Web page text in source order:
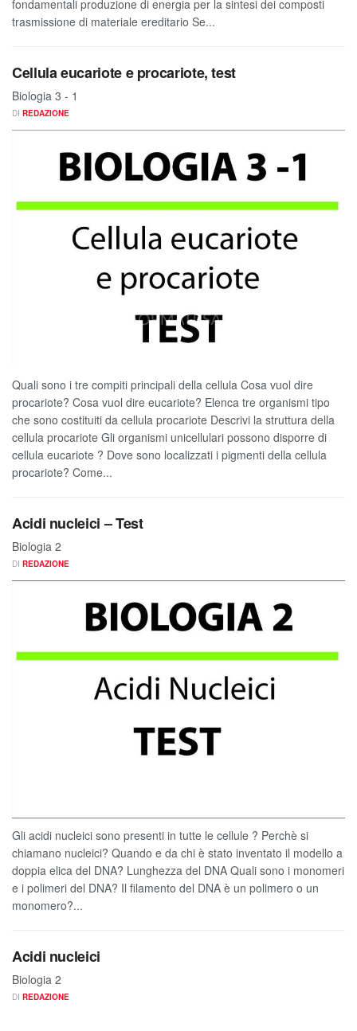
fondamentali produzione di energia per la sintesi dei composti
trasmissione di materiale ereditario Se...
Cellula eucariote e procariote, test
Biologia 3 - 1
DI REDAZIONE
Quali sono i tre compiti principali della cellula Cosa vuol dire
procariote? Cosa vuol dire eucariote? Elenca tre organismi tipo
che sono costituiti da cellula procariote Descrivi la struttura della
cellula procariote Gli organismi unicellulari possono disporre di
cellula eucariote ? Dove sono localizzati i pigmenti della cellula
procariote? Come...
Acidi nucleici – Test
Biologia 2
DI REDAZIONE
Gli acidi nucleici sono presenti in tutte le cellule ? Perchè si
chiamano nucleici? Quando e da chi è stato inventato il modello a
doppia elica del DNA? Lunghezza del DNA Quali sono i monomeri
e i polimeri del DNA? Il filamento del DNA è un polimero o un
monomero?...
Acidi nucleici
Biologia 2
DI REDAZIONE